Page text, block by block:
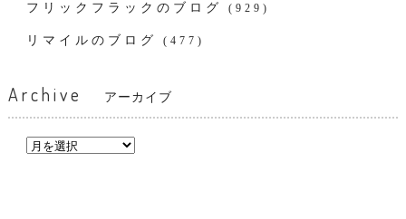
フリックフラックのブログ (929)
リマイルのブログ (477)
Archive アーカイブ